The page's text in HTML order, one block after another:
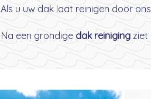
Als u uw dak laat reinigen door
Na een grondige dak reinigingziet